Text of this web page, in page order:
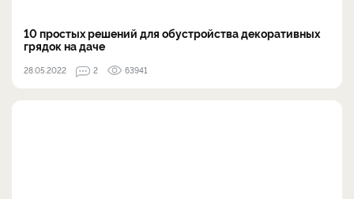
10 простых решений для обустройства декоративных
грядок на даче
28.05.2022 2 63941